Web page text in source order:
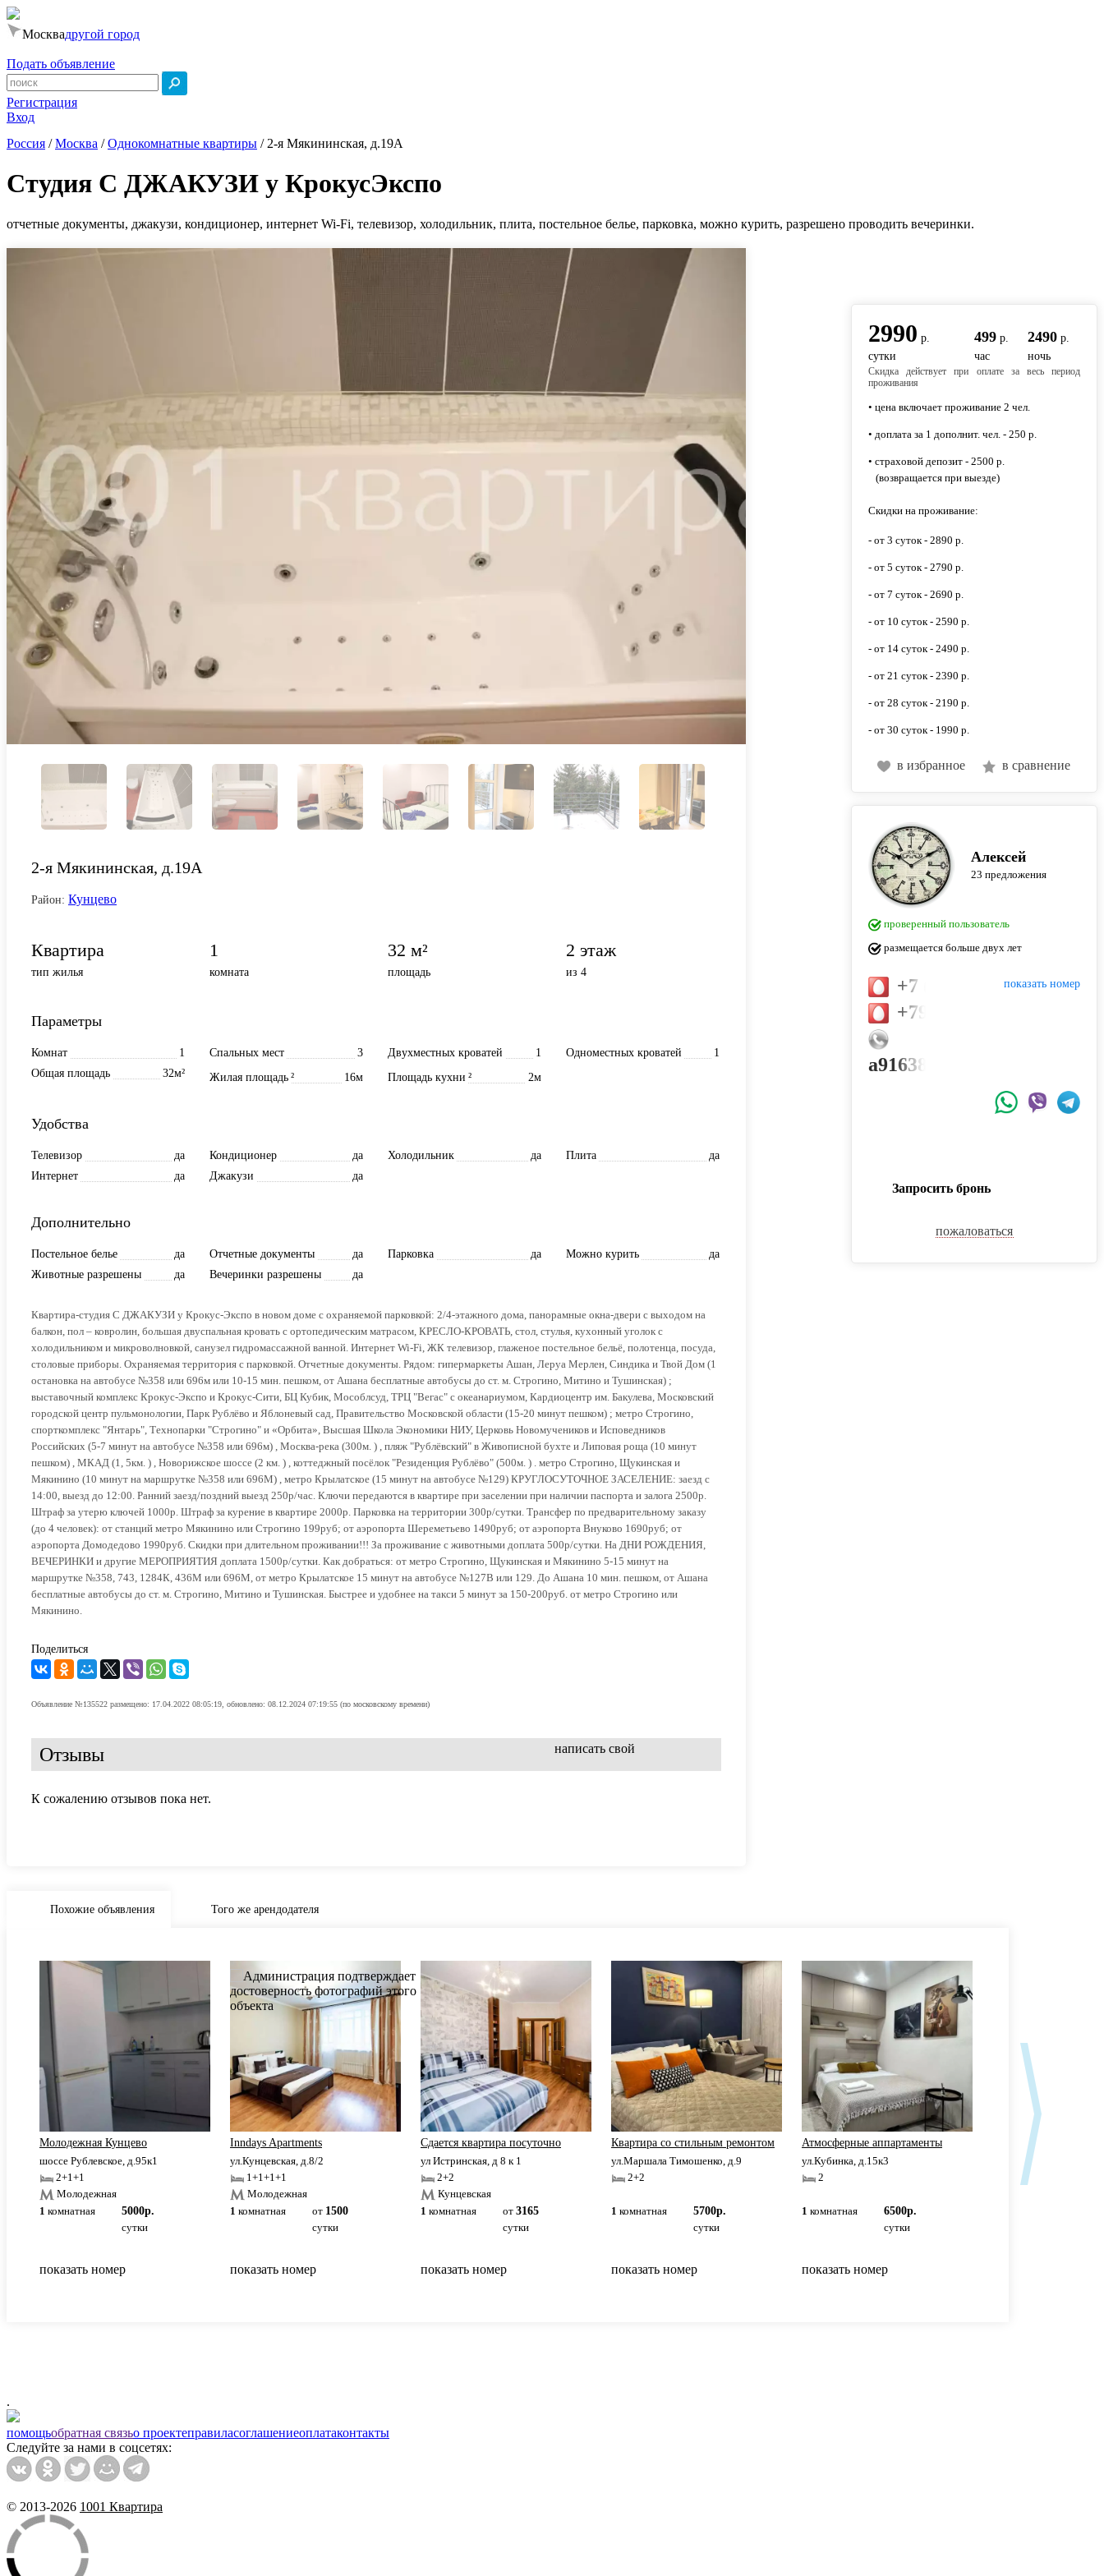
Москвадругой город
Подать объявление
Регистрация
Вход
Россия /Москва /Однокомнатные квартиры / 2-я Мякининская, д.19А
Студия С ДЖАКУЗИ у КрокусЭкспо
отчетные документы, джакузи, кондиционер, интернет Wi-Fi, телевизор, холодильник, плита, постельное белье, парковка, можно курить, разрешено проводить вечеринки.
2-я Мякининская, д.19А
Район: Кунцево
Квартира
тип жилья
1
комната
32 м²
площадь
2 этаж
из 4
Параметры
Комнат 1 Спальных мест 3 Двухместных кроватей 1 Одноместных кроватей
1
Общая площадь
32м² Жилая площадь 16м
² Площадь кухни 2м
²
Удобства
Телевизор да Кондиционер да Холодильник да Плита
да
Интернет
да Джакузи да
Дополнительно
Постельное белье да Отчетные документы да Парковка да Можно курить
да
Животные разрешены
да Вечеринки разрешены да
Квартира-студия С ДЖАКУЗИ у Крокус-Экспо в новом доме с охраняемой парковкой: 2/4-этажного дома, панорамные окна-двери с выходом на
балкон, пол – ковролин, большая двуспальная кровать с ортопедическим матрасом, КРЕСЛО-КРОВАТЬ, стол, стулья, кухонный уголок с
холодильником и микроволновкой, санузел гидромассажной ванной. Интернет Wi-Fi, ЖК телевизор, глаженое постельное бельё, полотенца, посуда,
столовые приборы. Охраняемая территория с парковкой. Отчетные документы. Рядом: гипермаркеты Ашан, Леруа Мерлен, Синдика и Твой Дом (1
остановка на автобусе №358 или 696м или 10-15 мин. пешком, от Ашана бесплатные автобусы до ст. м. Строгино, Митино и Тушинская) ;
выставочный комплекс Крокус-Экспо и Крокус-Сити, БЦ Кубик, Мособлсуд, ТРЦ "Вегас" с океанариумом, Кардиоцентр им. Бакулева, Московский
городской центр пульмонологии, Парк Рублёво и Яблоневый сад, Правительство Московской области (15-20 минут пешком) ; метро Строгино,
спорткомплекс "Янтарь", Технопарки "Строгино" и «Орбита», Высшая Школа Экономики НИУ, Церковь Новомучеников и Исповедников
Российских (5-7 минут на автобусе №358 или 696м) , Москва-река (300м. ) , пляж "Рублёвский" в Живописной бухте и Липовая роща (10 минут
пешком) , МКАД (1, 5км. ) , Новорижское шоссе (2 км. ) , коттеджный посёлок "Резиденция Рублёво" (500м. ) . метро Строгино, Щукинская и
Мякинино (10 минут на маршрутке №358 или 696М) , метро Крылатское (15 минут на автобусе №129) КРУГЛОСУТОЧНОЕ ЗАСЕЛЕНИЕ: заезд с
14:00, выезд до 12:00. Ранний заезд/поздний выезд 250р/час. Ключи передаются в квартире при заселении при наличии паспорта и залога 2500р.
Штраф за утерю ключей 1000р. Штраф за курение в квартире 2000р. Парковка на территории 300р/сутки. Трансфер по предварительному заказу
(до 4 человек): от станций метро Мякинино или Строгино 199руб; от аэропорта Шереметьево 1490руб; от аэропорта Внуково 1690руб; от
аэропорта Домодедово 1990руб. Скидки при длительном проживании!!! За проживание с животными доплата 500р/сутки. На ДНИ РОЖДЕНИЯ,
ВЕЧЕРИНКИ и другие МЕРОПРИЯТИЯ доплата 1500р/сутки. Как добраться: от метро Строгино, Щукинская и Мякинино 5-15 минут на
маршрутке №358, 743, 1284К, 436М или 696М, от метро Крылатское 15 минут на автобусе №127В или 129. До Ашана 10 мин. пешком, от Ашана
бесплатные автобусы до ст. м. Строгино, Митино и Тушинская. Быстрее и удобнее на такси 5 минут за 150-200руб. от метро Строгино или
Мякинино.
Поделиться
Объявление №135522 размещено: 17.04.2022 08:05:19, обновлено: 08.12.2024 07:19:55 (по московскому времени)
Отзывы написать свой
К сожалению отзывов пока нет.
2990 р.
сутки
499 р.
час
2490р.
ночь
Скидка действует при оплате за весь период
проживания
• цена включает проживание 2 чел.
• доплата за 1 дополнит. чел. - 250 р.
• страховой депозит - 2500 р.
(возвращается при выезде)
Скидки на проживание:
- от 3 суток - 2890 р.
- от 5 суток - 2790 р.
- от 7 суток - 2690 р.
- от 10 суток - 2590 р.
- от 14 суток - 2490 р.
- от 21 суток - 2390 р.
- от 28 суток - 2190 р.
- от 30 суток - 1990 р.
в избранное в сравнение
Алексей
23 предложения
проверенный пользователь
размещается больше двух лет
показать номер
+7 (916) 385-00-77
+79855500594
a9163850077@yandex.ru
Запросить бронь
пожаловаться
Похожие объявления Того же арендодателя
Молодежная Кунцево
шоссе Рублевское, д.95к1
2+1+1
Молодежная
1 комнатная
5000р.
сутки
показать номер
Inndays Apartments
ул.Кунцевская, д.8/2
1+1+1+1
Молодежная
1 комнатная от 1500
сутки
показать номер
Сдаетcя квaртиpа пoсуточно
ул Истринская, д 8 к 1
2+2
Кунцевская
1 комнатная от 3165
сутки
показать номер
Квартира со стильным ремонтом
ул.Маршала Тимошенко, д.9
2+2
1 комнатная
5700р.
сутки
показать номер
Атмосферные аппартаменты
ул.Кубинка, д.15к3
2
1 комнатная
6500р.
сутки
показать номер
Молодежная
ул.Ярцевская, д.27 к7
2+1
.
помощьобратная связьо проектеправиласоглашениеоплатаконтакты
Следуйте за нами в соцсетях:
© 2013-2026 1001 Квартира